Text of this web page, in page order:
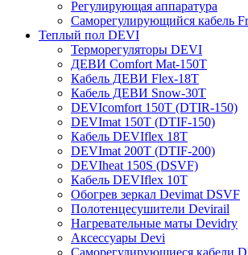
Регулирующая аппаратура
Cаморегулирующийся кабель
Теплый пол DEVI
Терморегуляторы DEVI
ДЕВИ Comfort Mat-150T
Кабель ДЕВИ Flex-18T
Кабель ДЕВИ Snow-30T
DEVIcomfort 150T (DTIR-150)
DEVImat 150T (DTIF-150)
Кабель DEVIflex 18T
DEVImat 200T (DTIF-200)
DEVIheat 150S (DSVF)
Кабель DEVIflex 10T
Обогрев зеркал Devimat DSVF
Полотенцесушители Devirail
Нагревательные маты Devidry
Аксессуары Devi
Саморегулирующиеся кабели